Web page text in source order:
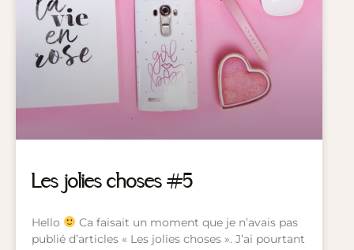
Les jolies choses #5
Hello
Ca faisait un moment que je n’avais pas
publié d’articles « Les jolies choses ». J’ai pourtant